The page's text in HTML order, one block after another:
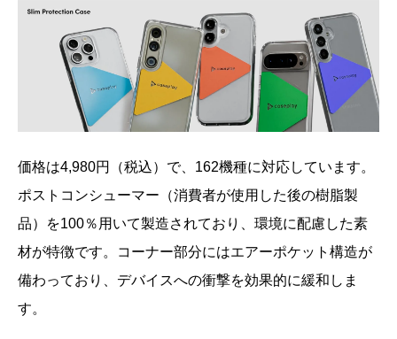
価格は4,980円（税込）で、162機種に対応しています。
ポストコンシューマー（消費者が使用した後の樹脂製
品）を100％用いて製造されており、環境に配慮した素
材が特徴です。コーナー部分にはエアーポケット構造が
備わっており、デバイスへの衝撃を効果的に緩和しま
す。